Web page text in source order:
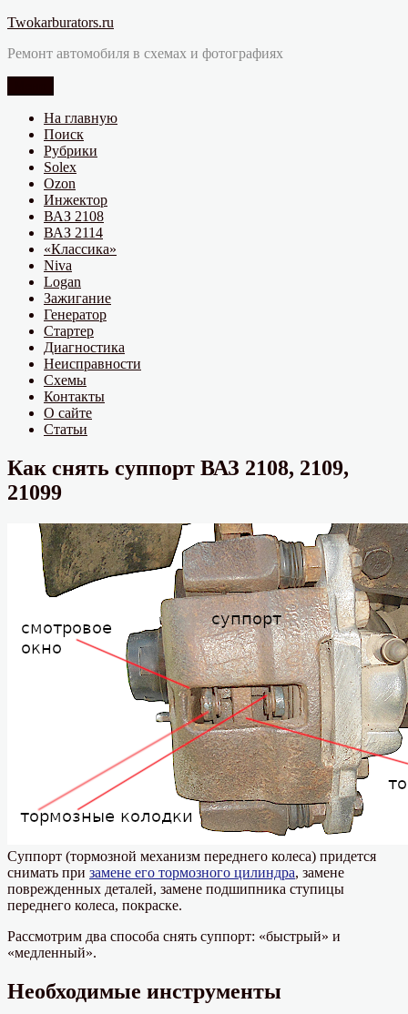
Перейти
содержимому
Twokarburators.ru
Ремонт автомобиля в схемах и фотографиях
На главную
Поиск
Рубрики
Solex
Ozon
Инжектор
ВАЗ 2108
ВАЗ 2114
«Классика»
Niva
Logan
Зажигание
Генератор
Стартер
Диагностика
Неисправности
Схемы
Контакты
О сайте
Статьи
Как снять суппорт ВАЗ 2108, 2109,
21099
Суппорт (тормозной механизм переднего колеса) придется
снимать при замене его тормозного цилиндра, замене
поврежденных деталей, замене подшипника ступицы
переднего колеса, покраске.
Рассмотрим два способа снять суппорт: «быстрый» и
«медленный».
Необходимые инструменты